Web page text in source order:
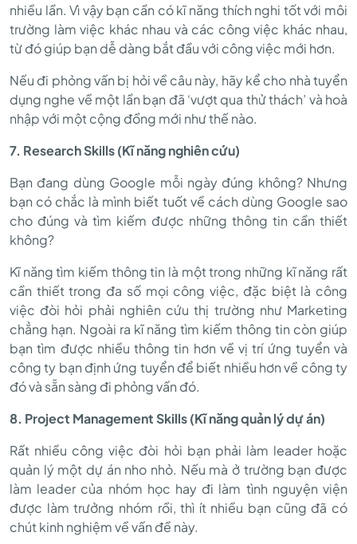
nhiều lần. Vì vậy bạn cần có kĩ năng thích nghi tốt với môi
trường làm việc khác nhau và các công việc khác nhau,
từ đó giúp bạn dễ dàng bắt đầu với công việc mới hơn.
Nếu đi phỏng vấn bị hỏi về câu này, hãy kể cho nhà tuyển
dụng nghe về một lần bạn đã ‘vượt qua thử thách’ và hoà
nhập với một cộng đồng mới như thế nào.
7. Research Skills (Kĩ năng nghiên cứu)
Bạn đang dùng Google mỗi ngày đúng không? Nhưng
bạn có chắc là mình biết tuốt về cách dùng Google sao
cho đúng và tìm kiếm được những thông tin cần thiết
không?
Kĩ năng tìm kiếm thông tin là một trong những kĩ năng rất
cần thiết trong đa số mọi công việc, đặc biệt là công
việc đòi hỏi phải nghiên cứu thị trường như Marketing
chẳng hạn. Ngoài ra kĩ năng tìm kiếm thông tin còn giúp
bạn tìm được nhiều thông tin hơn về vị trí ứng tuyển và
công ty bạn định ứng tuyển để biết nhiều hơn về công ty
đó và sẵn sàng đi phỏng vấn đó.
8. Project Management Skills (Kĩ năng quản lý dự án)
Rất nhiều công việc đòi hỏi bạn phải làm leader hoặc
quản lý một dự án nho nhỏ. Nếu mà ở trường bạn được
làm leader của nhóm học hay đi làm tình nguyện viện
được làm trưởng nhóm rồi, thì ít nhiều bạn cũng đã có
chút kinh nghiệm về vấn đề này.